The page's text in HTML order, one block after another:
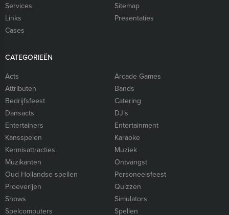
Services
Sitemap
Links
Presentaties
Cases
CATEGORIEËN
Acts
Arcade Games
Attributen
Bands
Bedrijfsfeest
Catering
Dansacts
DJ’s
Entertainers
Entertainment
Kansspelen
Karaoke
Kermisattracties
Muziek
Muzikanten
Ontvangst
Oud Hollandse spellen
Personeelsfeest
Proeverijen
Quizzen
Shows
Simulators
Spelcomputers
Spellen